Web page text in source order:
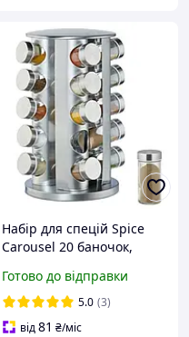
Набір для спецій Spice
Carousel 20 баночок,
для спецій
Готово до відправки
5.0 (3)
від81 ₴/міс